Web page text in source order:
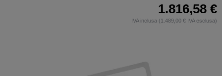
1.816,58 €
IVA inclusa (1.489,00 € IVA esclusa)